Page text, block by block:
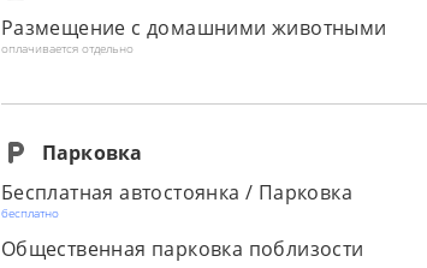
Размещение с домашними животными
оплачивается отдельно
Парковка
Бесплатная автостоянка / Парковка
бесплатно
Общественная парковка поблизости